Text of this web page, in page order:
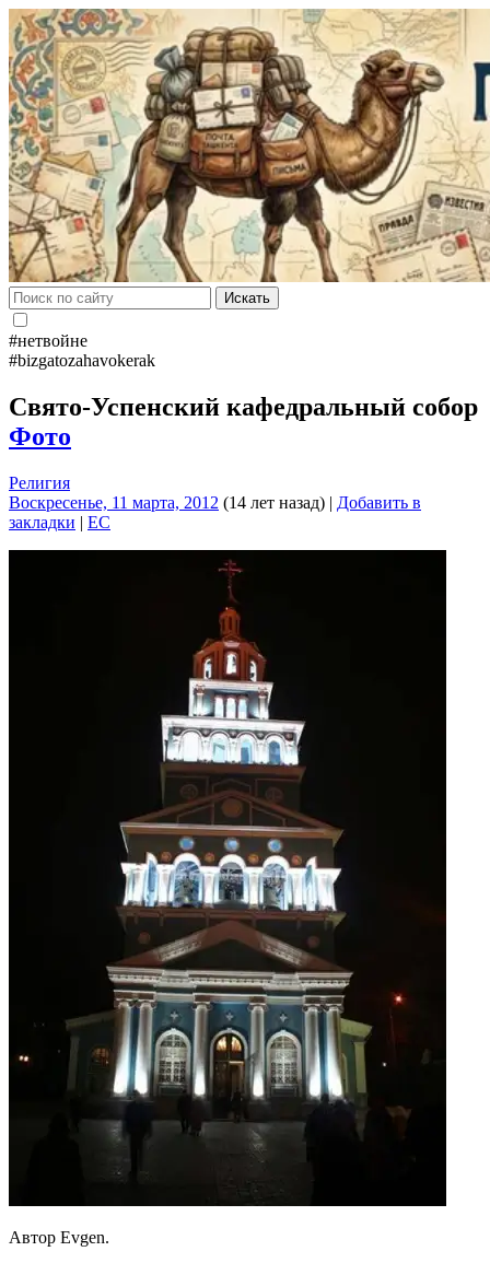
Искать
#нетвойне
#bizgatozahavokerak
Свято-Успенский кафедральный собор
Фото
Религия
Воскресенье, 11 марта, 2012 (14 лет назад) | Добавить в
закладки | EC
Автор Evgen.